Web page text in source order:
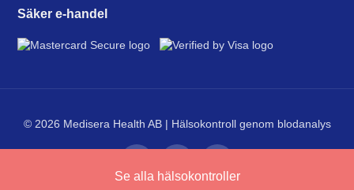
Se alla hälsokontroller
Säker e-handel
© 2026 Medisera Health AB | Hälsokontroll genom blodanalys